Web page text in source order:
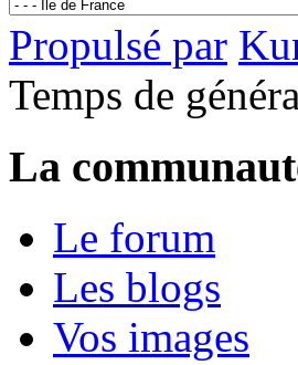
Propulsé par
Temps de
La
Le forum
Les blogs
Vos images